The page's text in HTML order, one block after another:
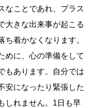
なことであれ、プラス
大きな出来事が起こる
着かなくなります。
めに、心の準備をして
もあります。自分では
安になったり緊張した
しれません。1日も早